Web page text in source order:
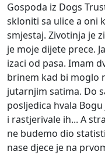
Gospoda iz Dogs
skloniti sa ulice a oni
smjestaj. Zivotinja je
je moje dijete prece.
izaci od pasa. Imam
brinem kad bi moglo
jutarnjim satima. Do
posljedica hvala
i rastjerivale ih... A
ne budemo dio
nase djece je na